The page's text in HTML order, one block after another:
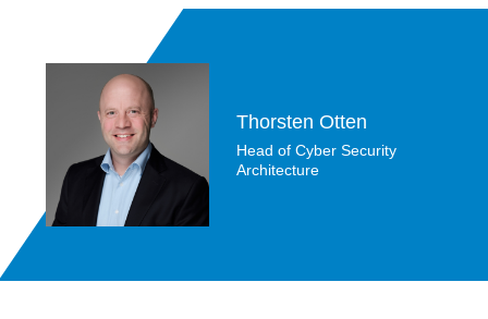
Thorsten Otten
Head of Cyber Security
Architecture